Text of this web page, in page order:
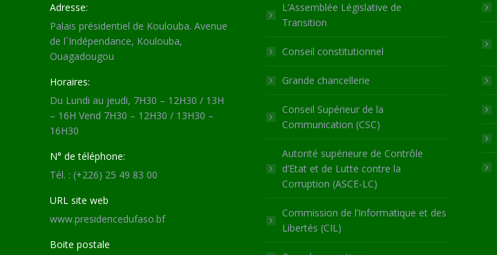
Adresse:
Palais présidentiel de Koulouba. Avenue
de l´Indépendance, Koulouba,
Ouagadougou
Horaires:
Du Lundi au jeudi, 7H30 – 12H30 / 13H
– 16H Vend 7H30 – 12H30 / 13H30 –
16H30
N° de téléphone:
Tél. : (+226) 25 49 83 00
URL site web
www.presidencedufaso.bf
Boite postale
L’Assemblée Législative de
Transition
Conseil constitutionnel
Grande chancellerie
Conseil Supérieur de la
Communication (CSC)
Autorité supérieure de Contrôle
d’Etat et de Lutte contre la
Corruption (ASCE-LC)
Commission de l’Informatique et des
Libertés (CIL)